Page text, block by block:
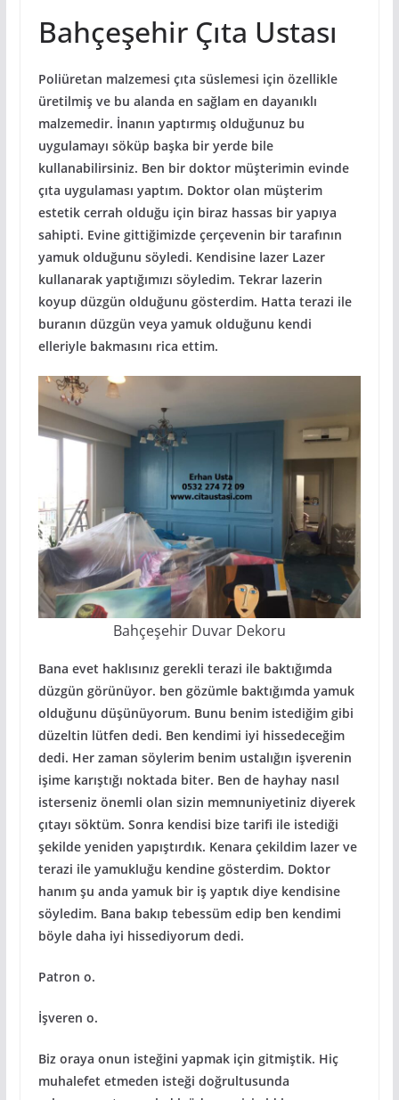
Bahçeşehir Çıta Ustası
Poliüretan malzemesi çıta süslemesi için özellikle
üretilmiş ve bu alanda en sağlam en dayanıklı
malzemedir. İnanın yaptırmış olduğunuz bu
uygulamayı söküp başka bir yerde bile
kullanabilirsiniz. Ben bir doktor müşterimin evinde
çıta uygulaması yaptım. Doktor olan müşterim
estetik cerrah olduğu için biraz hassas bir yapıya
sahipti. Evine gittiğimizde çerçevenin bir tarafının
yamuk olduğunu söyledi. Kendisine lazer Lazer
kullanarak yaptığımızı söyledim. Tekrar lazerin
koyup düzgün olduğunu gösterdim. Hatta terazi ile
buranın düzgün veya yamuk olduğunu kendi
elleriyle bakmasını rica ettim.
Bahçeşehir Duvar Dekoru
Bana evet haklısınız gerekli terazi ile baktığımda
düzgün görünüyor. ben gözümle baktığımda yamuk
olduğunu düşünüyorum. Bunu benim istediğim gibi
düzeltin lütfen dedi. Ben kendimi iyi hissedeceğim
dedi. Her zaman söylerim benim ustalığın işverenin
işime karıştığı noktada biter. Ben de hayhay nasıl
isterseniz önemli olan sizin memnuniyetiniz diyerek
çıtayı söktüm. Sonra kendisi bize tarifi ile istediği
şekilde yeniden yapıştırdık. Kenara çekildim lazer ve
terazi ile yamukluğu kendine gösterdim. Doktor
hanım şu anda yamuk bir iş yaptık diye kendisine
söyledim. Bana bakıp tebessüm edip ben kendimi
böyle daha iyi hissediyorum dedi.
Patron o.
İşveren o.
Biz oraya onun isteğini yapmak için gitmiştik. Hiç
muhalefet etmeden isteği doğrultusunda